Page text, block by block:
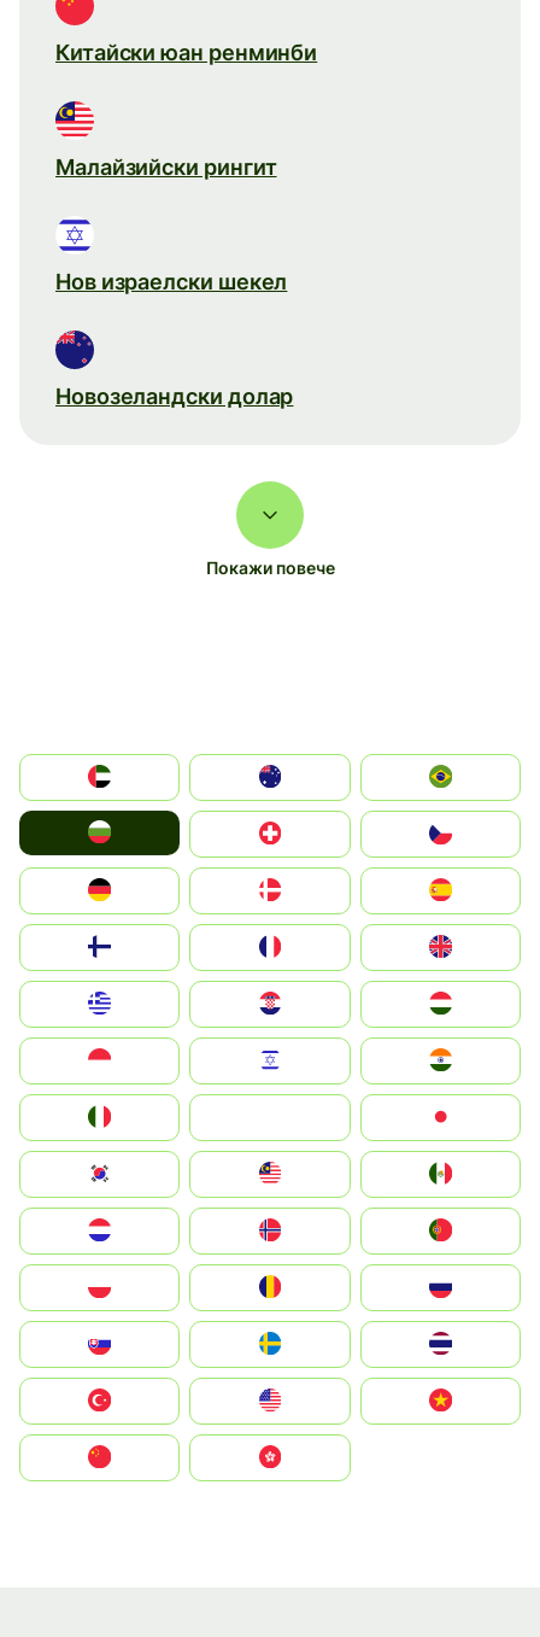
Китайски юан ренминби
Малайзийски рингит
Нов израелски шекел
Новозеландски долар
Покажи повече
الإمارات العربية المتحدة
Switzerland
Deutschland
United Kingdom
Magyarország
South Korea
United States
中國香港特別行政區